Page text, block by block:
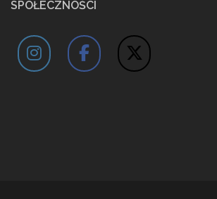
SPOŁECZNOŚCI